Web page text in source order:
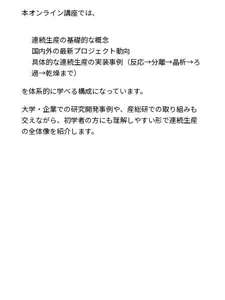
本オンライン講座では、
連続生産の基礎的な概念
国内外の最新プロジェクト動向
具体的な連続生産の実装事例（反応→分離→晶析→ろ
過→乾燥まで）
を体系的に学べる構成になっています。
大学・企業での研究開発事例や、産総研での取り組みも
交えながら、初学者の方にも理解しやすい形で連続生産
の全体像を紹介します。